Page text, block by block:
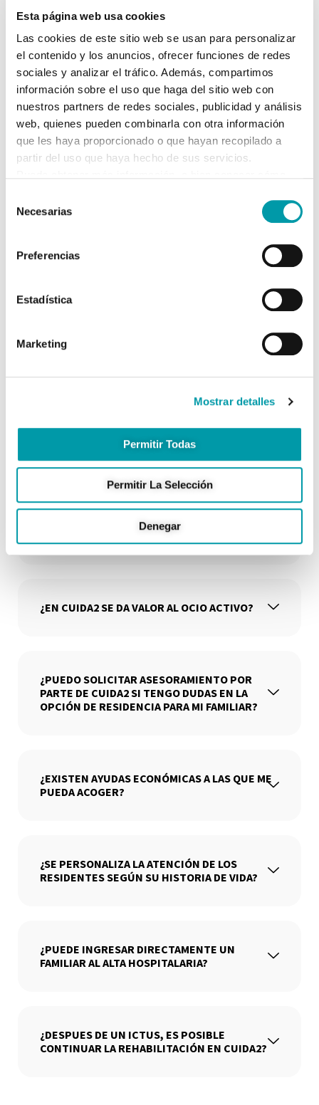
Esta página web usa cookies
Las cookies de este sitio web se usan para personalizar
el contenido y los anuncios, ofrecer funciones de redes
sociales y analizar el tráfico. Además, compartimos
información sobre el uso que haga del sitio web con
nuestros partners de redes sociales, publicidad y análisis
web, quienes pueden combinarla con otra información
que les haya proporcionado o que hayan recopilado a
partir del uso que haya hecho de sus servicios.
Necesarias
Preferencias
Estadística
Marketing
Mostrar detalles
Permitir Todas
Permitir La Selección
Denegar
¿QUE ESPECIALIDADES SE TRATAN EN CUIDA2
RESIDENCIAL?
¿TIENE COCINA PROPIA CUIDA2 RESIDENCIAL?
¿HAY NUTRICIONISTAS EN CUIDA2
¿HAY CENTRO DE DÍA EN CUIDA2
¿EN CUIDA2 RESIDENCIAL CUIDAN A
PERSONAS CON ALZHEIMER Y OTRAS
¿CUENTA CUIDA2 CON UNIDAD DE
PSICOGERIATRÍA?
¿EN CUIDA2 RESIDENCIAL SE HACE
REHABILITACIÓN TRAUMATOLÓGICA?
¿EN CUIDA2 SE DA VALOR AL OCIO ACTIVO?
¿PUEDO SOLICITAR ASESORAMIENTO POR
PARTE DE CUIDA2 SI TENGO DUDAS EN LA
OPCIÓN DE RESIDENCIA PARA MI FAMILIAR?
¿EXISTEN AYUDAS ECONÓMICAS A LAS QUE ME
PUEDA ACOGER?
¿SE PERSONALIZA LA ATENCIÓN DE LOS
RESIDENTES SEGÚN SU HISTORIA DE VIDA?
¿PUEDE INGRESAR DIRECTAMENTE UN
FAMILIAR AL ALTA HOSPITALARIA?
¿DESPUES DE UN ICTUS, ES POSIBLE
CONTINUAR LA REHABILITACIÓN EN CUIDA2?